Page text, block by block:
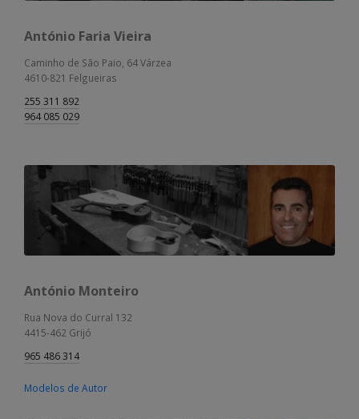
António Faria Vieira
Caminho de São Paio, 64 Várzea
4610-821 Felgueiras
255 311 892
964 085 029
António Monteiro
Rua Nova do Curral 132
4415-462 Grijó
965 486 314
Modelos de Autor